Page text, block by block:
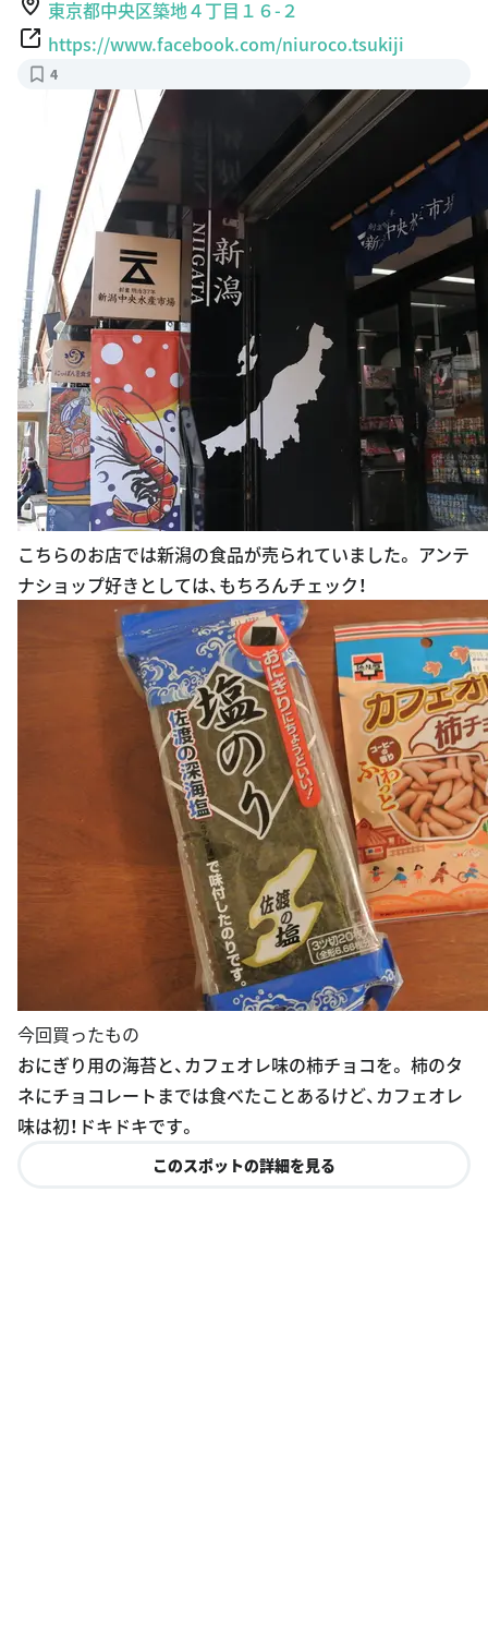
東京都中央区築地４丁目１６-２
https://www.facebook.com/niuroco.tsukiji
4
こちらのお店では新潟の食品が売られていました。 アンテ
ナショップ好きとしては、もちろんチェック！
今回買ったもの
おにぎり用の海苔と、カフェオレ味の柿チョコを。 柿のタ
ネにチョコレートまでは食べたことあるけど、カフェオレ
味は初！ドキドキです。
このスポットの詳細を見る